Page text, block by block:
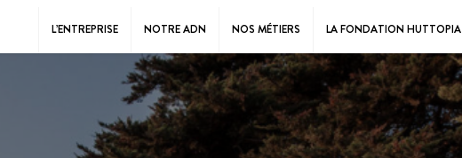
L’ENTREPRISE NOTRE ADN NOS MÉTIERS LA FONDATION HUTTOPIA